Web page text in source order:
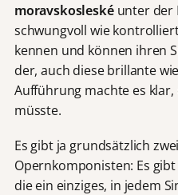
moravskosleské unter der
schwungvoll wie
kennen und können ihren
der, auch diese brillante
Aufführung machte es
müsste.
Es gibt ja grundsätzlich
Opernkomponisten: Es
die ein einziges, in jedem